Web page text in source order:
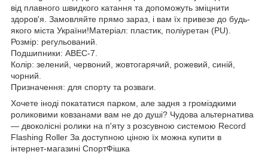
від плавного швидкого катання та допоможуть зміцнити
здоров'я. Замовляйте прямо зараз, і вам їх привезе до будь-
якого міста України!Матеріал: пластик, поліуретан (PU).
Розмір: регульований.
Подшипники: ABEC-7.
Колір: зелений, червоний, жовтогарячий, рожевий, синій,
чорний.
Призначення: для спорту та розваги.
Хочете іноді покататися парком, але задня з громіздкими
роликовими ковзанами вам не до душі? Чудова альтернатива
— двоколісні ролики на п'яту з розсувною системою Record
Flashing Roller За доступною ціною їх можна купити в
інтернет-магазині СпортФішка